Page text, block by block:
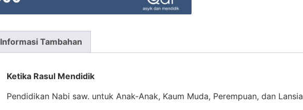
Informasi Tambahan
Ketika Rasul Mendidik
Pendidikan Nabi saw. untuk Anak-Anak, Kaum Muda, Perempuan, dan Lansia